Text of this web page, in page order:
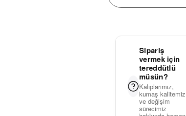
Sipariş
vermek için
tereddütlü
müsün?
Kalıplarımız,
kumaş kalitemiz
ve değişim
sürecimiz